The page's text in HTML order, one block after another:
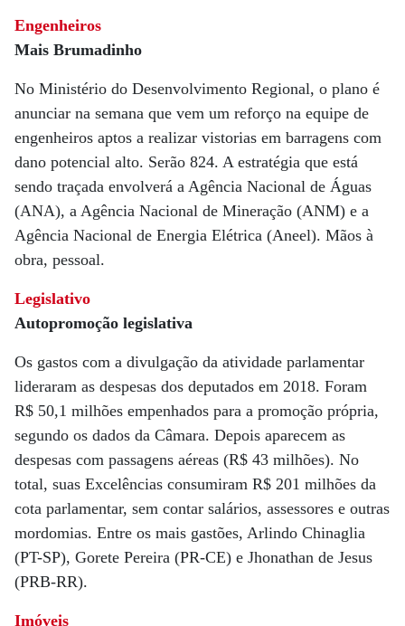
Engenheiros
Mais Brumadinho
No Ministério do Desenvolvimento Regional, o plano é
anunciar na semana que vem um reforço na equipe de
engenheiros aptos a realizar vistorias em barragens com
dano potencial alto. Serão 824. A estratégia que está
sendo traçada envolverá a Agência Nacional de Águas
(ANA), a Agência Nacional de Mineração (ANM) e a
Agência Nacional de Energia Elétrica (Aneel). Mãos à
obra, pessoal.
Legislativo
Autopromoção legislativa
Os gastos com a divulgação da atividade parlamentar
lideraram as despesas dos deputados em 2018. Foram
R$ 50,1 milhões empenhados para a promoção própria,
segundo os dados da Câmara. Depois aparecem as
despesas com passagens aéreas (R$ 43 milhões). No
total, suas Excelências consumiram R$ 201 milhões da
cota parlamentar, sem contar salários, assessores e outras
mordomias. Entre os mais gastões, Arlindo Chinaglia
(PT-SP), Gorete Pereira (PR-CE) e Jhonathan de Jesus
(PRB-RR).
Imóveis